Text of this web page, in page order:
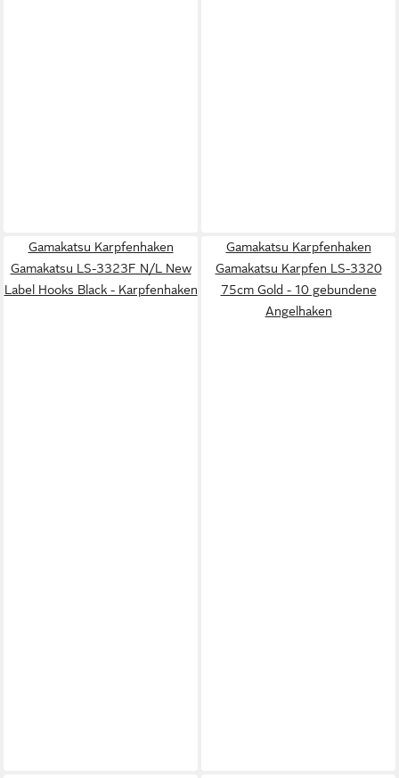
Gamakatsu Karpfenhaken
Gamakatsu LS-3323F N/L New
Label Hooks Black - Karpfenhaken
Gamakatsu Karpfenhaken
Gamakatsu Karpfen LS-3320
75cm Gold - 10 gebundene
Angelhaken